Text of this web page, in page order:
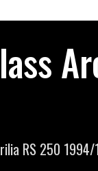
RS 250 1994/